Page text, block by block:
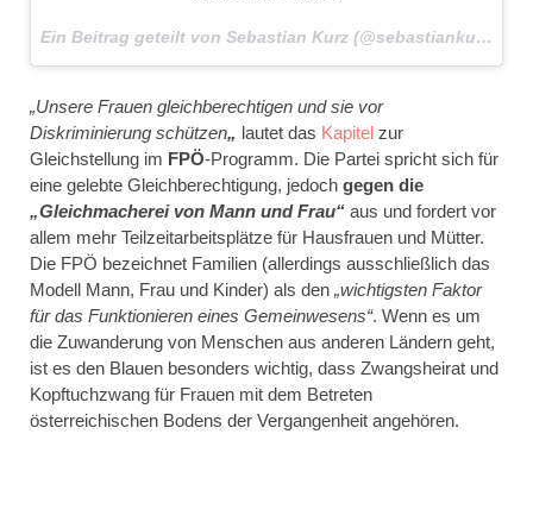
Ein Beitrag geteilt von Sebastian Kurz (@sebastiankurz) am
„Unsere Frauen gleichberechtigen und sie vor
Diskriminierung schützen„ lautet das Kapitel zur
Gleichstellung im FPÖ-Programm. Die Partei spricht sich für
eine gelebte Gleichberechtigung, jedoch gegen die
„Gleichmacherei von Mann und Frau“ aus und fordert vor
allem mehr Teilzeitarbeitsplätze für Hausfrauen und Mütter.
Die FPÖ bezeichnet Familien (allerdings ausschließlich das
Modell Mann, Frau und Kinder) als den „wichtigsten Faktor
für das Funktionieren eines Gemeinwesens“. Wenn es um
die Zuwanderung von Menschen aus anderen Ländern geht,
ist es den Blauen besonders wichtig, dass Zwangsheirat und
Kopftuchzwang für Frauen mit dem Betreten
österreichischen Bodens der Vergangenheit angehören.